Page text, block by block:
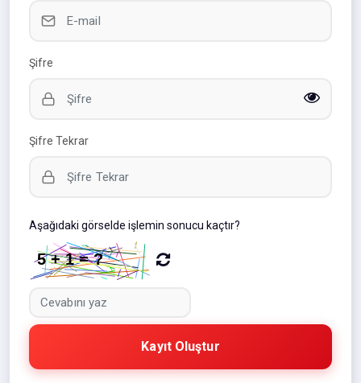
Şifre
Şifre Tekrar
Aşağıdaki görselde işlemin sonucu kaçtır?
Kayıt Oluştur